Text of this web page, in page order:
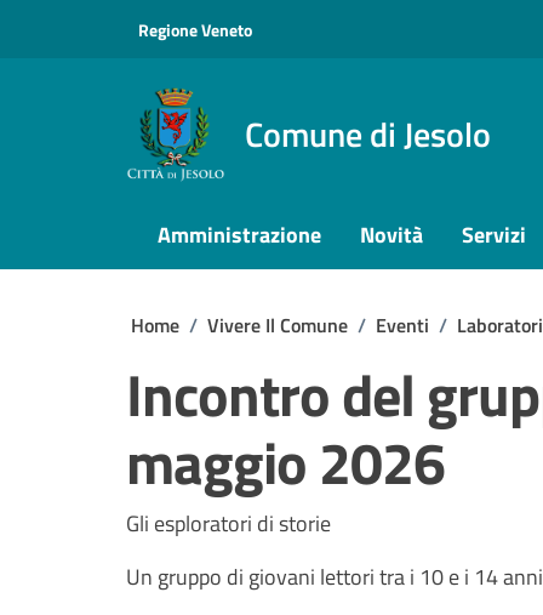
Regione Veneto
Comune di Jesolo
Amministrazione Novità Servizi
Home / Vivere Il Comune / Eventi /
Incontro del
maggio 2026
Gli esploratori di storie
Un gruppo di giovani lettori tra i 10 e i 14 anni